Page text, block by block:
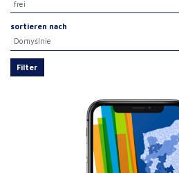
sortieren nach
Filter